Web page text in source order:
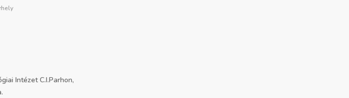
Intézet C.I.Parhon,